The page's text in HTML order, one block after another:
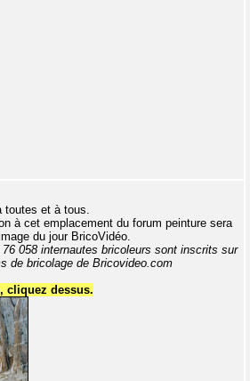
toutes et à tous.
à cet emplacement du forum peinture sera
du jour BricoVidéo.
058 internautes bricoleurs sont inscrits sur
de bricolage de Bricovideo.com
cliquez dessus.